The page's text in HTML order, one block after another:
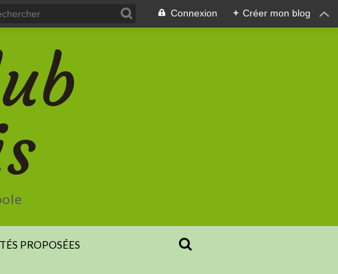
Connexion + Créer mon blog
PROPOSÉES